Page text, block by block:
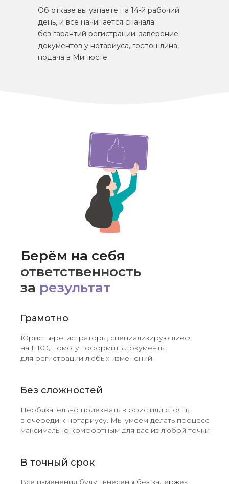
Об отказе вы узнаете на 14-й рабочий
день, и всё начинается сначала
без гарантий регистрации: заверение
документов у нотариуса, госпошлина,
подача в Минюсте
Берём на себя
ответственность
за результат
Грамотно
Юристы-регистраторы, специализирующиеся
на НКО, помогут оформить документы
для регистрации любых изменений
Без сложностей
Необязательно приезжать в офис или стоять
в очереди к нотариусу. Мы умеем делать процесс
максимально комфортным для вас из любой точки
В точный срок
Все изменения будут внесены без задержек